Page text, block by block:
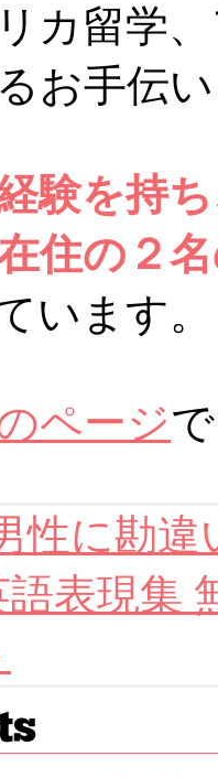
カ留学
お手伝
験を持
住の２
います。
ページ